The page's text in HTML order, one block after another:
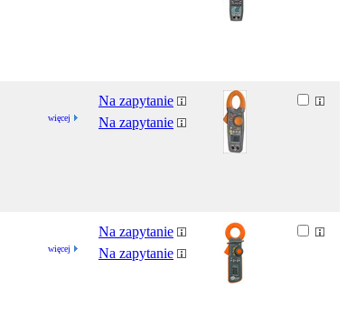
więcej
Na zapytanie
Na zapytanie
więcej
Na zapytanie
Na zapytanie